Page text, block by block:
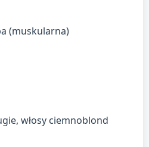
(muskularna)
włosy ciemnoblond